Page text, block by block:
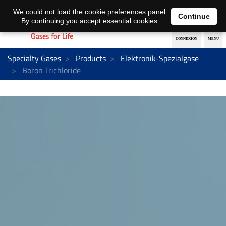
EN DE
Specialty Gases Products
Elektronik-Spezialgase
Boron Trichloride
We could not load the cookie preferences panel.
By continuing you accept essential cookies.
Continue